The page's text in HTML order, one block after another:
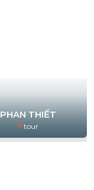
PHAN THIẾT
7 tour